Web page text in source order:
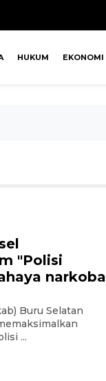
HUKUM EKONOMI
"Polisi
narkoba
Buru Selatan
...